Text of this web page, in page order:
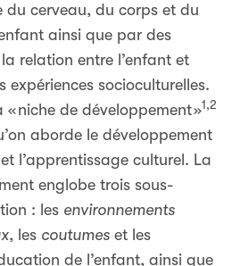
du cerveau, du corps et du
ainsi que par des
relation entre l’enfant et
expériences socioculturelles.
niche de développement »1,2
aborde le développement
l’apprentissage culturel. La
englobe trois sous-
: les environnements
, les coutumes et les
de l’enfant, ainsi que